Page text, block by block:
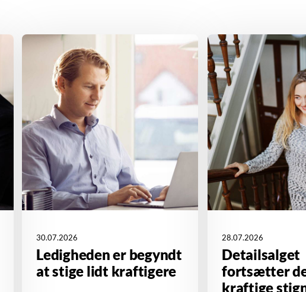
30.07.2026
Ledigheden er begyndt
at stige lidt kraftigere
28.07.2026
Detailsalget
fortsætter
kraftige